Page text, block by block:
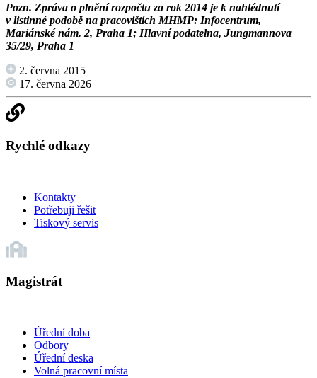
Pozn. Zpráva o plnění rozpočtu za rok 2014 je k nahlédnutí
v listinné podobě na pracovištích MHMP: Infocentrum,
Mariánské nám. 2, Praha 1; Hlavní podatelna, Jungmannova
35/29, Praha 1
2. června 2015
17. června 2026
Rychlé odkazy
Kontakty
Potřebuji řešit
Tiskový servis
Magistrát
Úřední doba
Odbory
Úřední deska
Volná pracovní místa